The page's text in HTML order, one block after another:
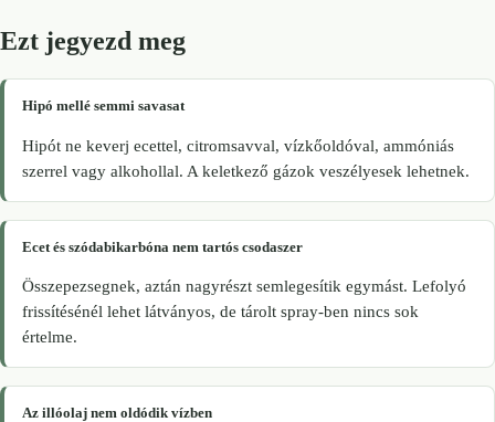
Ezt jegyezd meg
Hipó mellé semmi savasat
Hipót ne keverj ecettel, citromsavval, vízkőoldóval, ammóniás
szerrel vagy alkohollal. A keletkező gázok veszélyesek lehetnek.
Ecet és szódabikarbóna nem tartós csodaszer
Összepezsegnek, aztán nagyrészt semlegesítik egymást. Lefolyó
frissítésénél lehet látványos, de tárolt spray-ben nincs sok
értelme.
Az illóolaj nem oldódik vízben